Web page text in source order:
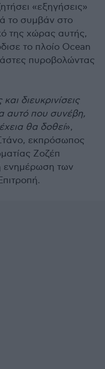
«εξηγήσεις»
το συμβάν στο
της χώρας αυτής,
το πλοίο Ocean
πυροβολώντας
διευκρινίσεις
αυτό που συνέβη,
θα δοθεί»,
εκπρόσωπος
Ζοζέπ
ενημέρωση των